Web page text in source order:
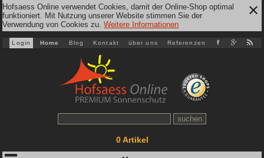
Hofsaess Online verwendet Cookies, damit der Online-Shop optimal
funktioniert. Mit Nutzung unserer Website stimmen Sie der
Verwendung von Cookies zu.Weitere Informationen
✕
Login Home Blog Kontakt über uns Referenzen
0Artikel